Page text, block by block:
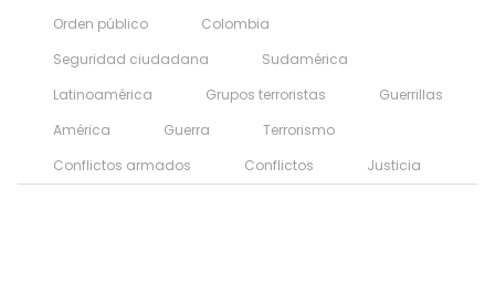
Orden público
Colombia
Seguridad ciudadana
Sudamérica
Latinoamérica
Grupos terroristas
Guerrillas
América
Guerra
Terrorismo
Conflictos armados
Conflictos Justicia